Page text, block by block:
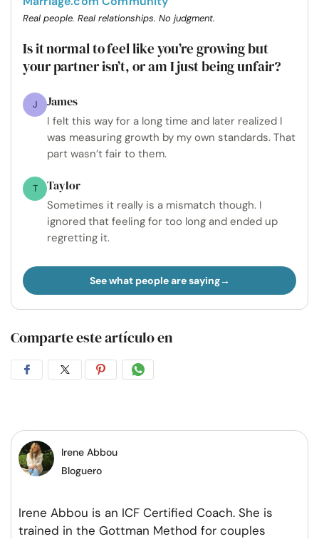
Real people. Real relationships. No judgment.
Is it normal to feel like you’re growing but
your partner isn’t, or am I just being unfair?
J James
I felt this way for a long time and later realized I
was measuring growth by my own standards. That
part wasn’t fair to them.
T Taylor
Sometimes it really is a mismatch though. I
ignored that feeling for too long and ended up
regretting it.
See what people are saying
Comparte este artículo en
CompartirCompartirCompartirCompartir
Irene Abbou
Bloguero
Irene Abbou is an ICF Certified Coach. She is
trained in the Gottman Method for couples